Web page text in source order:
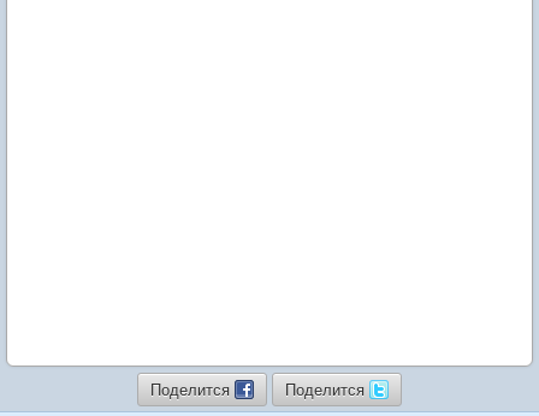
Поделится Поделится